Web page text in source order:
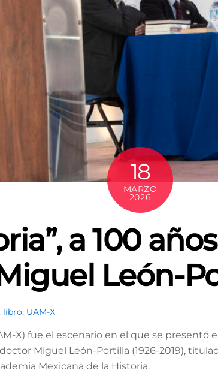
18
MARZO
2026
a 100
León-
, libro, UAM-X
X) fue el escenario en el que se
Miguel León-Portilla (1926-2019),
Mexicana de la Historia.